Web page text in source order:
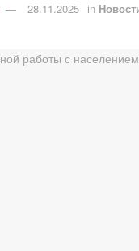
28.11.2025 in